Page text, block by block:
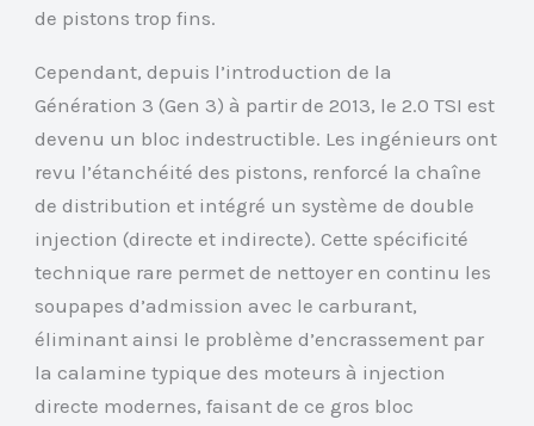
de pistons trop fins.
Cependant, depuis l’introduction de la
Génération 3 (Gen 3) à partir de 2013, le 2.0 TSI est
devenu un bloc indestructible. Les ingénieurs ont
revu l’étanchéité des pistons, renforcé la chaîne
de distribution et intégré un système de double
injection (directe et indirecte). Cette spécificité
technique rare permet de nettoyer en continu les
soupapes d’admission avec le carburant,
éliminant ainsi le problème d’encrassement par
la calamine typique des moteurs à injection
directe modernes, faisant de ce gros bloc